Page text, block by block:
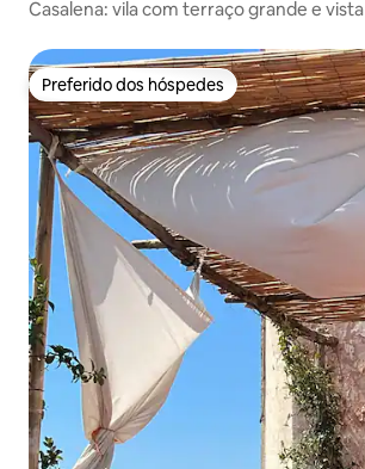
Casalena: vila com terraço grande e
Preferido dos hóspedes
Preferido dos hóspedes